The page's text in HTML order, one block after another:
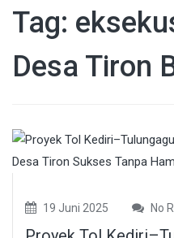
Tag:
Desa Tiron
19 Juni 2025 No